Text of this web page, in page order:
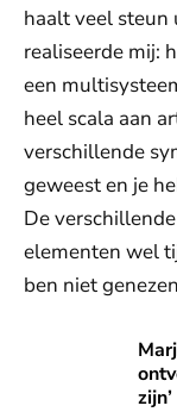
haalt veel steun
realiseerde mij:
een
heel scala aan
verschillende
geweest en je
De
elementen wel
ben niet
zijn’
Marjolein Hund